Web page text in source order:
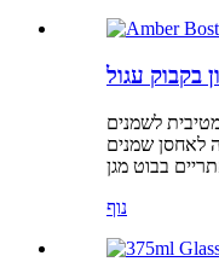
בקבוק עגול
אולטימטיבית לשמנים
שמנים
נוף